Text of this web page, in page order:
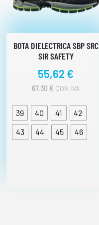
BOTA DIELECTRICA SBP SRC
SIR SAFETY
55,62 €
67,30 € CON IVA
39 40 41
42
43
44 45 46